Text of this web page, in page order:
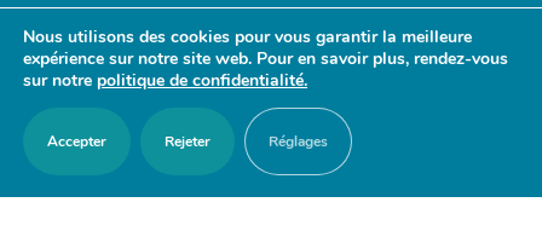
- 17h30
Samedi : 9h30 - 12h
Nous utilisons des cookies pour vous garantir la meilleure
expérience sur notre site web. Pour en savoir plus, rendez-vous
sur notre politique de confidentialité.
Accepter Rejeter Réglages